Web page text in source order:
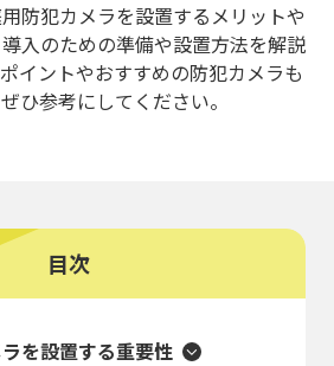
防犯カメラを設置するメリットや
入のための準備や設置方法を解説
イントやおすすめの防犯カメラも
ひ参考にしてください。
目次
を設置する重要性